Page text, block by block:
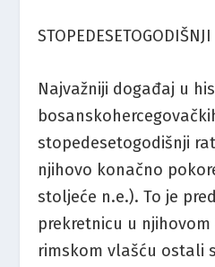
Najvažniji događaj u
stopedesetogodišnji
njihovo konačno
stoljeće n.e.). To je
prekretnicu u njihovom
rimskom vlašću ostali